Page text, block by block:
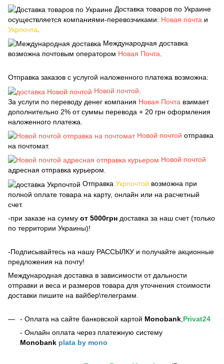
Доставка товаров по Украине
осуществляется компаниями-перевозчиками: Новая почта и
Укрпочта
Международная доставка
возможна почтовым оператором Новая Почта.
Отправка заказов с услугой наложенного платежа возможна:
Новой почтой.
За услуги по переводу денег компания Новая Почта взимает
дополнительно 2% от суммы перевода + 20 грн оформления
наложенного платежа.
Новой почтой отправка
на почтомат.
Новой почтой
адресная отправка курьером.
Отправка Укрпочтой возможна при
полной оплате товара на карту, онлайн или на расчетный
счет.
-при заказе на сумму от 5000грн доставка за наш счет (только
по территории Украины)!
-Подписывайтесь на нашу РАССЫЛКУ и получайте акционные
предложения на почту!
Международная доставка в зависимости от дальности
отправки и веса и размеров товара для уточнения стоимости
доставки пишите на вайбер\телеграмм.
- Оплата на сайте банковской картой Monobank Privat24
- Онлайн оплата через платежную систему
Monobank plata by mono